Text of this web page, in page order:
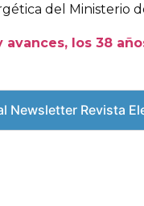
del Ministerio
avances, los 38
Newsletter Revista